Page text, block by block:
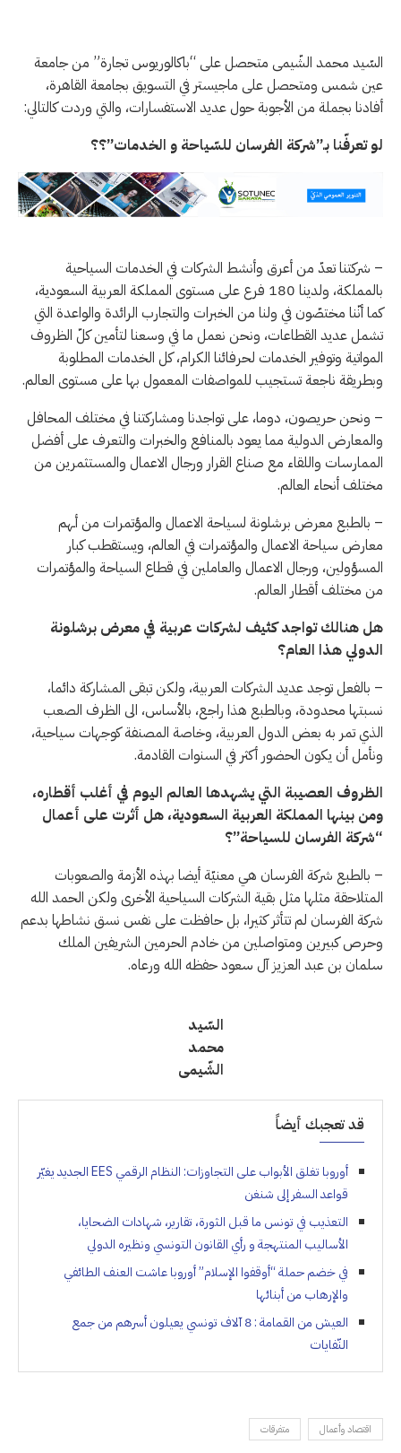
السّيد محمد الشّيمى متحصل على “باكالوريوس تجارة” من جامعة
عين شمس ومتحصل على ماجيستر في التسويق بجامعة القاهرة،
أفادنا بجملة من الأجوبة حول عديد الاستفسارات، والتي وردت كالتالي:
لو تعرفّنا بـ”شركة الفرسان للسّياحة و الخدمات”؟؟
– شركتنا تعدّ من أعرق وأنشط الشركات في الخدمات السياحية
بالمملكة، ولدينا 180 فرع على مستوى المملكة العربية السعودية،
كما أنّنا مختصّون في ولنا من الخبرات والتجارب الرائدة والواعدة التي
تشمل عديد القطاعات، ونحن نعمل ما في وسعنا لتأمين كلّ الظروف
المواتية وتوفير الخدمات لحرفائنا الكرام، كل الخدمات المطلوبة
وبطريقة ناجعة تستجيب للمواصفات المعمول بها على مستوى العالم.
– ونحن حريصون، دوما، على تواجدنا ومشاركتنا في مختلف المحافل
والمعارض الدولية مما يعود بالمنافع والخبرات والتعرف على أفضل
الممارسات واللقاء مع صناع القرار ورجال الاعمال والمستثمرين من
مختلف أنحاء العالم.
– بالطبع معرض برشلونة لسياحة الاعمال والمؤتمرات من أـهم
معارض سياحة الاعمال والمؤتمرات في العالم، ويستقطب كبار
المسؤولين، ورجال الاعمال والعاملين في قطاع السياحة والمؤتمرات
من مختلف أقطار العالم.
هل هنالك تواجد كثيف لشركات عربية في معرض برشلونة
الدولي هذا العام؟
– بالفعل توجد عديد الشركات العربية، ولكن تبقى المشاركة دائما،
نسبتها محدودة، وبالطبع هذا راجع، بالأساس، الى الظرف الصعب
الذي تمر به بعض الدول العربية، وخاصة المصنفة كوجهات سياحية،
ونأمل أن يكون الحضور أكثر في السنوات القادمة.
الظروف العصيبة التي يشهدها العالم اليوم في أغلب أقطاره،
ومن بينها المملكة العربية السعودية، هل أثرت على أعمال
“شركة الفرسان للسياحة”؟
– بالطبع شركة الفرسان هي معنيّة أيضا بهذه الأزمة والصعوبات
المتلاحقة مثلها مثل بقية الشركات السياحية الأخرى ولكن الحمد الله
شركة الفرسان لم تتأثر كثيرا، بل حافظت على نفس نسق نشاطها بدعم
وحرص كبيرين ومتواصلين من خادم الحرمين الشريفين الملك
سلمان بن عبد العزيز آل سعود حفظه الله ورعاه.
السّيد
محمد
الشّيمى
قد تعجبك أيضاً
أوروبا تغلق الأبواب على التجاوزات: النظام الرقمي EES الجديد يغيّر
قواعد السفر إلى شنغن
التعذيب في تونس ما قبل الثورة، تقارير، شهادات الضحايا،
الأساليب المنتهجة و رأي القانون التونسي ونظيره الدولي
في خضم حملة “أوقفوا الإسلام” أوروبا عاشت العنف الطائفي
والإرهاب من أبنائها
العيش من القمامة : 8 آلاف تونسي يعيلون أسرهم من جمع
النّفايات
اقتصاد وأعمال متفرقات